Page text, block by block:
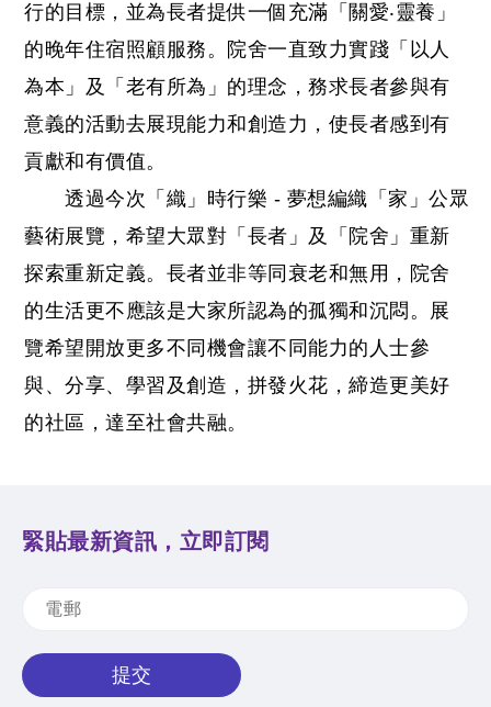
行的目標，並為長者提供一個充滿「關愛‧靈養」
的晚年住宿照顧服務。院舍一直致力實踐「以人
為本」及「老有所為」的理念，務求長者參與有
意義的活動去展現能力和創造力，使長者感到有
貢獻和有價值。
透過今次「織」時行樂 - 夢想編織「家」公眾
藝術展覽，希望大眾對「長者」及「院舍」重新
探索重新定義。長者並非等同衰老和無用，院舍
的生活更不應該是大家所認為的孤獨和沉悶。展
覽希望開放更多不同機會讓不同能力的人士參
與、分享、學習及創造，拼發火花，締造更美好
的社區，達至社會共融。
緊貼最新資訊，立即訂閱
提交